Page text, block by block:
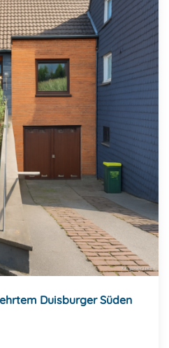
Duisburger Süden